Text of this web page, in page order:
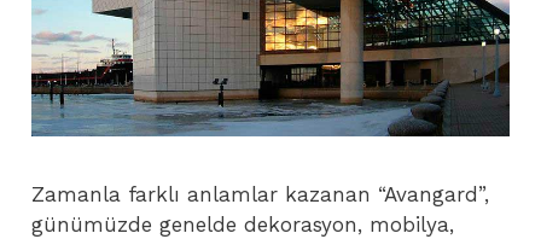
Zamanla farklı anlamlar kazanan “Avangard”,
günümüzde genelde dekorasyon, mobilya,